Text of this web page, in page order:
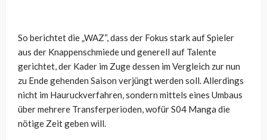
So berichtet die „WAZ“, dass der Fokus stark auf Spieler
aus der Knappenschmiede und generell auf Talente
gerichtet, der Kader im Zuge dessen im Vergleich zur nun
zu Ende gehenden Saison verjüngt werden soll. Allerdings
nicht im Hauruckverfahren, sondern mittels eines Umbaus
über mehrere Transferperioden, wofür S04 Manga die
nötige Zeit geben will.